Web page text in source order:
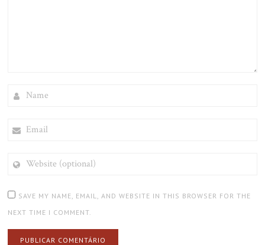
(OPTIONAL)
SAVE MY NAME, EMAIL, AND WEBSITE IN THIS BROWSER FOR THE
NEXT TIME I COMMENT.